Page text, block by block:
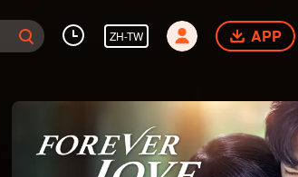
ZH-TW APP